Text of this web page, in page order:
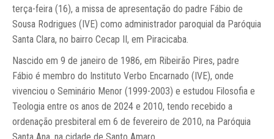
terça-feira (16), a missa de apresentação do padre Fábio de
Sousa Rodrigues (IVE) como administrador paroquial da Paróquia
Santa Clara, no bairro Cecap II, em Piracicaba.
Nascido em 9 de janeiro de 1986, em Ribeirão Pires, padre
Fábio é membro do Instituto Verbo Encarnado (IVE), onde
vivenciou o Seminário Menor (1999-2003) e estudou Filosofia e
Teologia entre os anos de 2024 e 2010, tendo recebido a
ordenação presbiteral em 6 de fevereiro de 2010, na Paróquia